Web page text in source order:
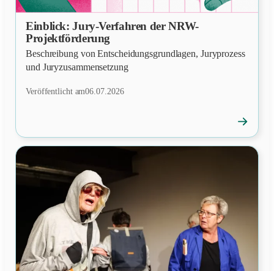
NEWS
Einblick: Jury-Verfahren der NRW-
Projektförderung
Beschreibung von Entscheidungsgrundlagen, Juryprozess
und Juryzusammensetzung
Veröffentlicht am06.07.2026
News
öffnen
→